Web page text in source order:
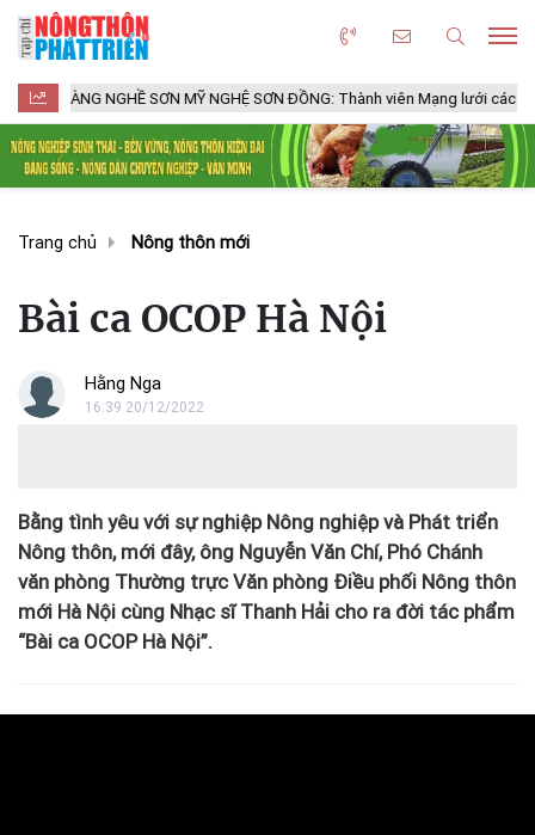
NGHỀ SƠN MỸ NGHỆ SƠN ĐỒNG: Thành viên Mạng lưới các Thành phố
Trang chủ Nông thôn mới
Bài ca OCOP Hà Nội
Hằng Nga
16:39 20/12/2022
Bằng tình yêu với sự nghiệp Nông nghiệp và Phát triển
Nông thôn, mới đây, ông Nguyễn Văn Chí, Phó Chánh
văn phòng Thường trực Văn phòng Điều phối Nông thôn
mới Hà Nội cùng Nhạc sĩ Thanh Hải cho ra đời tác phẩm
“Bài ca OCOP Hà Nội”.